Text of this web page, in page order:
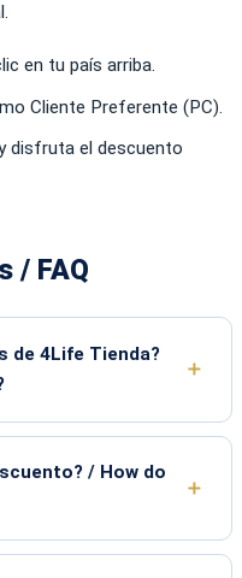
en tu país arriba.
Cliente Preferente (PC).
disfruta el descuento
/ FAQ
de 4Life Tienda?
/ How do